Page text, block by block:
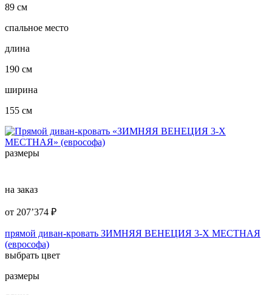
89 см
спальное место
длина
190 см
ширина
155 см
размеры
на заказ
от 207’374 ₽
прямой диван-кровать ЗИМНЯЯ ВЕНЕЦИЯ 3-Х МЕСТНАЯ
(еврософа)
выбрать цвет
размеры